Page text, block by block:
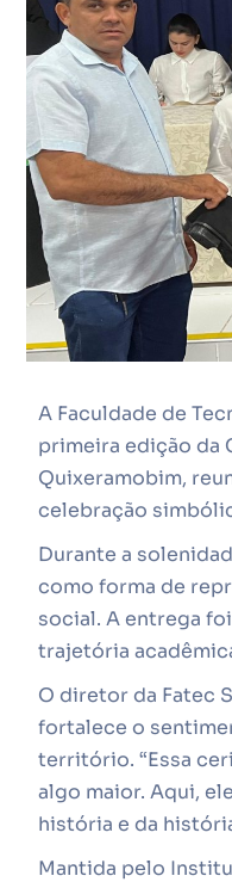
A Faculdade de
primeira edição da
Quixeramobim,
celebração
Durante a
como forma de
social. A entrega
trajetória
O diretor da Fatec
fortalece o
território. “Essa
algo maior. Aqui,
história e da
Mantida pelo